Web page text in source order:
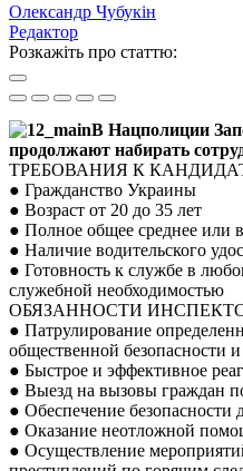
Олександр Чубукін
Редактор
Розкажіть про статтю:
В Нацполиции
продолжают набирать
ТРЕБОВАНИЯ К
● Гражданство Украины
● Возраст от 20 до 35 лет
● Полное общее среднее или
● Наличие водительского
● Готовность к службе в
служебной необходимостью
ОБЯЗАННОСТИ
● Патрулирование
общественной безопасности
● Быстрое и эффективное
● Выезд на вызовы граждан
● Обеспечение
● Оказание неотложной
● Осуществление